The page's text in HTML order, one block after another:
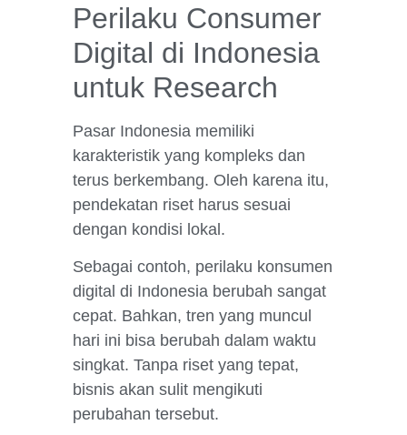
Perilaku Consumer
Digital di Indonesia
untuk Research
Pasar Indonesia memiliki
karakteristik yang kompleks dan
terus berkembang. Oleh karena itu,
pendekatan riset harus sesuai
dengan kondisi lokal.
Sebagai contoh, perilaku konsumen
digital di Indonesia berubah sangat
cepat. Bahkan, tren yang muncul
hari ini bisa berubah dalam waktu
singkat. Tanpa riset yang tepat,
bisnis akan sulit mengikuti
perubahan tersebut.